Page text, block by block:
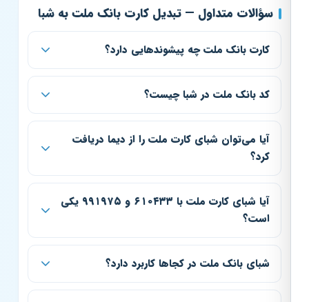
سؤالات متداول — تبدیل کارت بانک ملت به شبا
کارت بانک ملت چه پیشوندهایی دارد؟
کد بانک ملت در شبا چیست؟
آیا می‌توان شبای کارت ملت را از دیما دریافت
کرد؟
آیا شبای کارت ملت با ۶۱۰۴۳۳ و ۹۹۱۹۷۵ یکی
است؟
شبای بانک ملت در کجاها کاربرد دارد؟